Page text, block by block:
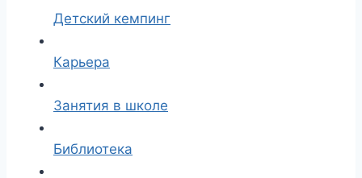
Детский кемпинг
Карьера
Занятия в школе
Библиотека